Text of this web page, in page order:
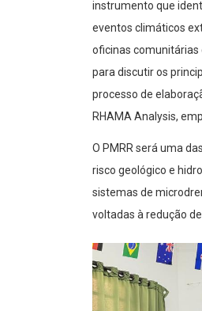
instrumento que
eventos climáticos
oficinas comunitárias
para discutir os
processo de
RHAMA Analysis,
O PMRR será uma
risco geológico e
sistemas de
voltadas à redução